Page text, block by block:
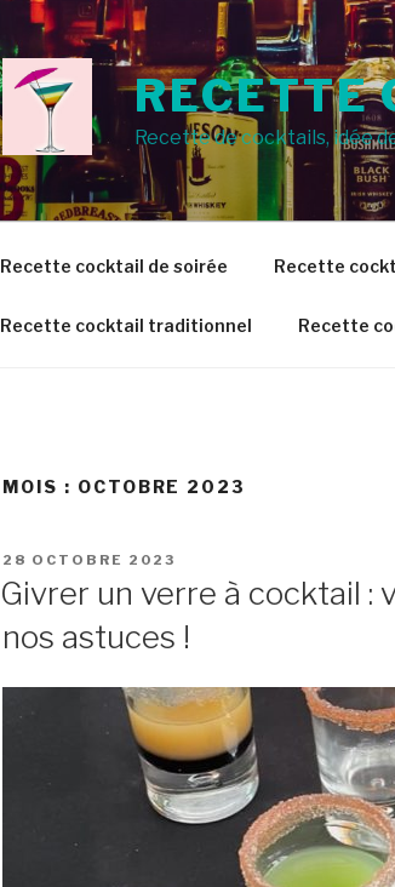
RECETTE
Recette de cocktails, idée
Recette cocktail de soirée Recette
Recette cocktail traditionnel Recette
MOIS : OCTOBRE 2023
PUBLIÉ
28 OCTOBRE 2023
Givrer un verre à cocktail :
nos astuces !